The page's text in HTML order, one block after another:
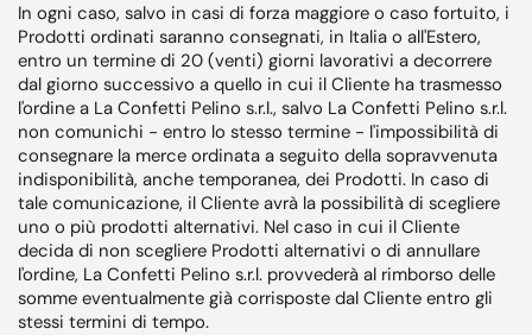
In ogni caso, salvo in casi di forza maggiore o caso fortuito, i
Prodotti ordinati saranno consegnati, in Italia o all'Estero,
entro un termine di 20 (venti) giorni lavorativi a decorrere
dal giorno successivo a quello in cui il Cliente ha trasmesso
l'ordine a La Confetti Pelino s.r.l., salvo La Confetti Pelino s.r.l.
non comunichi - entro lo stesso termine - l'impossibilità di
consegnare la merce ordinata a seguito della sopravvenuta
indisponibilità, anche temporanea, dei Prodotti. In caso di
tale comunicazione, il Cliente avrà la possibilità di scegliere
uno o più prodotti alternativi. Nel caso in cui il Cliente
decida di non scegliere Prodotti alternativi o di annullare
l'ordine, La Confetti Pelino s.r.l. provvederà al rimborso delle
somme eventualmente già corrisposte dal Cliente entro gli
stessi termini di tempo.